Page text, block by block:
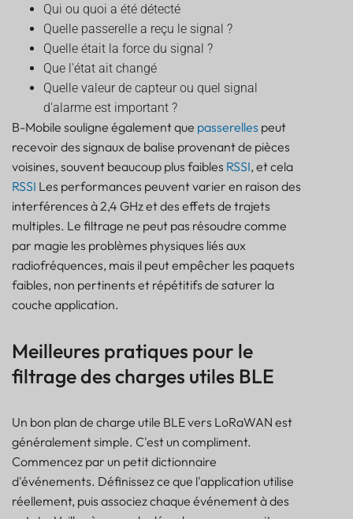
Qui ou quoi a été détecté
Quelle passerelle a reçu le signal ?
Quelle était la force du signal ?
Que l'état ait changé
Quelle valeur de capteur ou quel signal
d'alarme est important ?
B-Mobile souligne également que passerelles peut
recevoir des signaux de balise provenant de pièces
voisines, souvent beaucoup plus faibles RSSI, et cela
RSSI Les performances peuvent varier en raison des
interférences à 2,4 GHz et des effets de trajets
multiples. Le filtrage ne peut pas résoudre comme
par magie les problèmes physiques liés aux
radiofréquences, mais il peut empêcher les paquets
faibles, non pertinents et répétitifs de saturer la
couche application.
Meilleures pratiques pour le
filtrage des charges utiles BLE
Un bon plan de charge utile BLE vers LoRaWAN est
généralement simple. C'est un compliment.
Commencez par un petit dictionnaire
d'événements. Définissez ce que l'application utilise
réellement, puis associez chaque événement à des